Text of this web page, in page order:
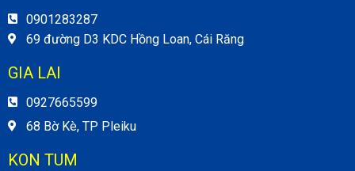
0901283287
69 đường D3 KDC Hồng Loan, Cái Răng
GIA LAI
0927665599
68 Bờ Kè, TP Pleiku
KON TUM